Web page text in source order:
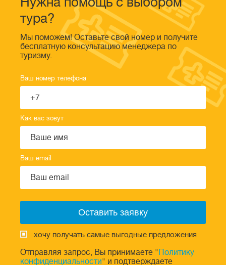
тура?
Мы поможем! Оставьте свой номер и получите
бесплатную консультацию менеджера по
туризму.
Ваш номер телефона
Как вас зовут
Ваш email
хочу получать самые выгодные предложения
Отправляя запрос, Вы принимаете "Политику
конфиденциальности" и подтверждаете